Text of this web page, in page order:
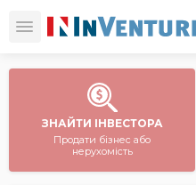
ЗНАЙТИ ІНВЕСТОРА
Продати бізнес або
нерухомість